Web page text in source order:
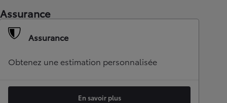
Assurance
Assurance
Obtenez une estimation personnalisée
En savoir plus